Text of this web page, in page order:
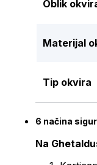
Oblik
Materijal
Tip okvira
6 načina
Na